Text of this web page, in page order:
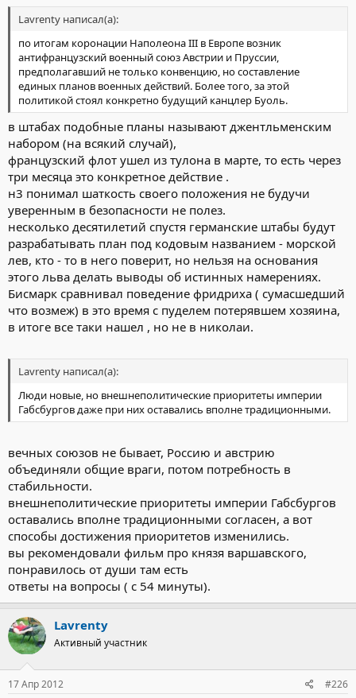
Lavrenty написал(а):
по итогам коронации Наполеона III в Европе возник
антифранцузский военный союз Австрии и Пруссии,
предполагавший не только конвенцию, но составление
единых планов военных действий. Более того, за этой
политикой стоял конкретно будущий канцлер Буоль.
в штабах подобные планы называют джентльменским
набором (на всякий случай),
французский флот ушел из тулона в марте, то есть через
три месяца это конкретное действие .
н3 понимал шаткость своего положения не будучи
уверенным в безопасности не полез.
несколько десятилетий спустя германские штабы будут
разрабатывать план под кодовым названием - морской
лев, кто - то в него поверит, но нельзя на основания
этого льва делать выводы об истинных намерениях.
Бисмарк сравнивал поведение фридриха ( сумасшедший
что возмеж) в это время с пуделем потерявшем хозяина,
в итоге все таки нашел , но не в николаи.
Lavrenty написал(а):
Люди новые, но внешнеполитические приоритеты империи
Габсбургов даже при них оставались вполне традиционными.
вечных союзов не бывает, Россию и австрию
объединяли общие враги, потом потребность в
стабильности.
внешнеполитические приоритеты империи Габсбургов
оставались вполне традиционными согласен, а вот
способы достижения приоритетов изменились.
вы рекомендовали фильм про князя варшавского,
понравилось от души там есть
ответы на вопросы ( с 54 минуты).
Lavrenty
Активный участник
17 Апр 2012 #226